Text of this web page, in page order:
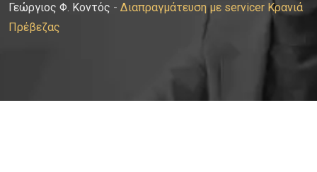
Γεώργιος Φ. Κοντός - Διαπραγμάτευση με servicer Κρανιά
Πρέβεζας